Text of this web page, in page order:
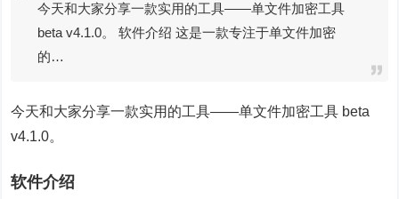
今天和大家分享一款实用的工具——单文件加密工具
beta v4.1.0。 软件介绍 这是一款专注于单文件加密
的…
今天和大家分享一款实用的工具——单文件加密工具 beta
v4.1.0。
软件介绍